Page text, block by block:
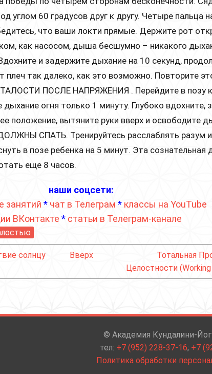
углом 60 градусов друг к другу. Четыре пальца
что ваши локти прямые. Держите рот
как насосом, дыша бесшумно – никакого
и задержите дыхание на 10 секунд,
плеч так далеко, как это возможно. Повторите
ПОСЛЕ НАПРЯЖЕНИЯ . Перейдите в позу
огня только 1 минуту. Глубоко вдохните,
положение, вытяните руки вверх и освободите
СПАТЬ. Тренируйтесь расслаблять разум и
в позе ребенка на 5 минут. Эта
еще 8 часов.
наши соцсети:
занятий * чат в Телеграм * классы на YouTube
ВКонтакте * статьи в Телеграм-канале
солнцу Вверх
Тотальная
Целостности
© Академия Кундалини-
тел: +7 (952) 228-37-16; +7
Политика обработки